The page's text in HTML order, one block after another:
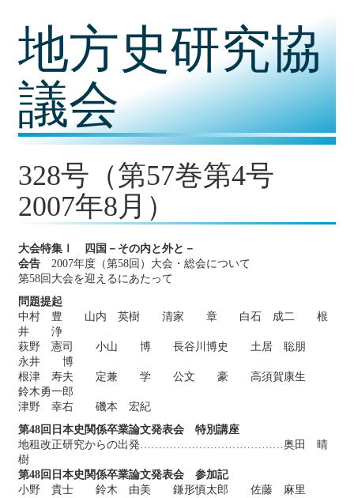
地方史研究協
議会
328号（第57巻第4号
2007年8月）
大会特集Ⅰ 四国－その内と外と－
会告 2007年度（第58回）大会・総会について
第58回大会を迎えるにあたって
問題提起
中村 豊 山内 英樹 清家 章 白石 成二 根
井 浄
萩野 憲司 小山 博 長谷川博史 土居 聡朋
永井 博
根津 寿夫 定兼 学 公文 豪 高須賀康生
鈴木勇一郎
津野 幸右 磯本 宏紀
第48回日本史関係卒業論文発表会 特別講座
地租改正研究からの出発…………………………………奥田 晴
樹
第48回日本史関係卒業論文発表会 参加記
小野 貴士 鈴木 由美 鎌形慎太郎 佐藤 麻里